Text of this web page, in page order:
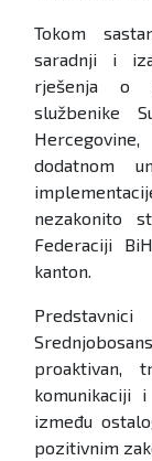
Tokom
saradnji i
rješenja o
službenike
dodatnom
nezakonito
Federaciji
kanton.
proaktivan,
komunikaciji
između
pozitivnim